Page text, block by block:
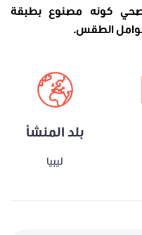
كونه مصنوع بطبقة
الطقس.
بلد المنشأ
ليبيا